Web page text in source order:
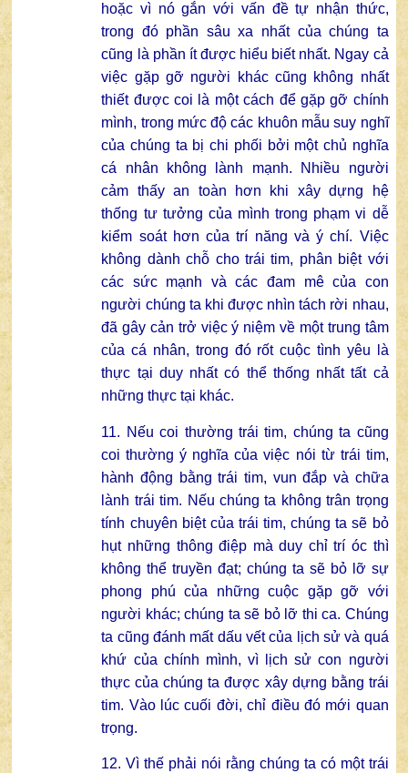
hoặc vì nó gắn với vấn đề tự nhận thức,
trong đó phần sâu xa nhất của chúng ta
cũng là phần ít được hiểu biết nhất. Ngay cả
việc gặp gỡ người khác cũng không nhất
thiết được coi là một cách để gặp gỡ chính
mình, trong mức độ các khuôn mẫu suy nghĩ
của chúng ta bị chi phối bởi một chủ nghĩa
cá nhân không lành mạnh. Nhiều người
cảm thấy an toàn hơn khi xây dựng hệ
thống tư tưởng của mình trong phạm vi dễ
kiểm soát hơn của trí năng và ý chí. Việc
không dành chỗ cho trái tim, phân biệt với
các sức mạnh và các đam mê của con
người chúng ta khi được nhìn tách rời nhau,
đã gây cản trở việc ý niệm về một trung tâm
của cá nhân, trong đó rốt cuộc tình yêu là
thực tại duy nhất có thể thống nhất tất cả
những thực tại khác.
11. Nếu coi thường trái tim, chúng ta cũng
coi thường ý nghĩa của việc nói từ trái tim,
hành động bằng trái tim, vun đắp và chữa
lành trái tim. Nếu chúng ta không trân trọng
tính chuyên biệt của trái tim, chúng ta sẽ bỏ
hụt những thông điệp mà duy chỉ trí óc thì
không thể truyền đạt; chúng ta sẽ bỏ lỡ sự
phong phú của những cuộc gặp gỡ với
người khác; chúng ta sẽ bỏ lỡ thi ca. Chúng
ta cũng đánh mất dấu vết của lịch sử và quá
khứ của chính mình, vì lịch sử con người
thực của chúng ta được xây dựng bằng trái
tim. Vào lúc cuối đời, chỉ điều đó mới quan
trọng.
12. Vì thế phải nói rằng chúng ta có một trái